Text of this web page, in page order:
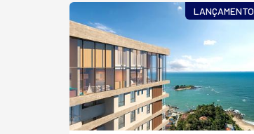
LANÇAMENTO